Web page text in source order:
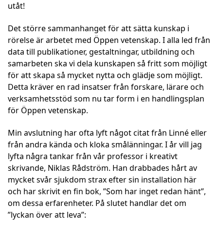
utåt!
Det större sammanhanget för att sätta kunskap i
rörelse är arbetet med Öppen vetenskap. I alla led från
data till publikationer, gestaltningar, utbildning och
samarbeten ska vi dela kunskapen så fritt som möjligt
för att skapa så mycket nytta och glädje som möjligt.
Detta kräver en rad insatser från forskare, lärare och
verksamhetsstöd som nu tar form i en handlingsplan
för Öppen vetenskap.
Min avslutning har ofta lyft något citat från Linné eller
från andra kända och kloka smålänningar. I år vill jag
lyfta några tankar från vår professor i kreativt
skrivande, Niklas Rådström. Han drabbades hårt av
mycket svår sjukdom strax efter sin installation här
och har skrivit en fin bok, ”Som har inget redan hänt”,
om dessa erfarenheter. På slutet handlar det om
”lyckan över att leva”: